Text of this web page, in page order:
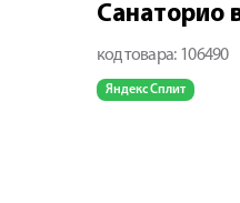
Санаторио
код товара: 106490
Яндекс Сплит